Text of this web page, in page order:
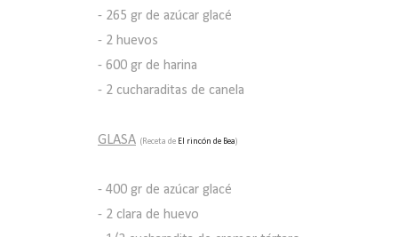
- 265 gr de azúcar glacé
- 2 huevos
- 600 gr de harina
- 2 cucharaditas de canela
GLASA (Receta de El rincón de Bea)
- 400 gr de azúcar glacé
- 2 clara de huevo